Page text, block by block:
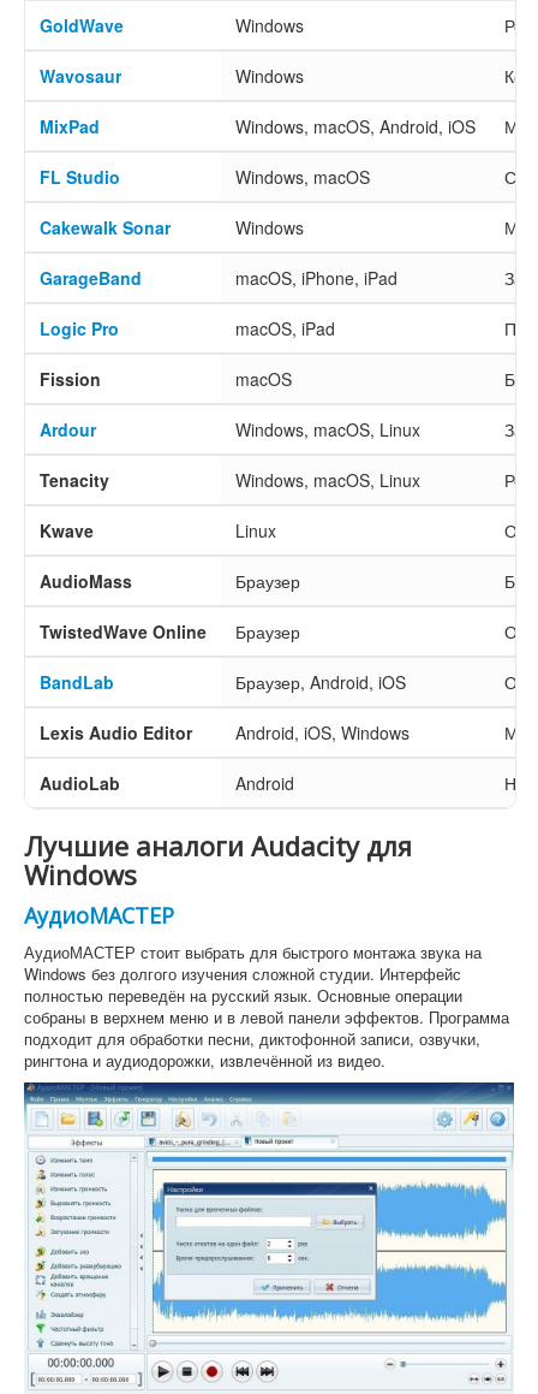
GoldWave Windows
Wavosaur Windows
MixPad Windows, macOS, Android, iOS
FL Studio Windows, macOS
Cakewalk Sonar Windows
GarageBand macOS, iPhone, iPad
Logic Pro macOS, iPad
Fission macOS
Ardour Windows, macOS, Linux
Tenacity Windows, macOS, Linux
Kwave Linux
AudioMass Браузер
TwistedWave Online Браузер
BandLab Браузер, Android, iOS
Lexis Audio Editor Android, iOS, Windows
AudioLab Android
Лучшие аналоги Audacity для
Windows
АудиоМАСТЕР
АудиоМАСТЕР стоит выбрать для быстрого монтажа звука на
Windows без долгого изучения сложной студии. Интерфейс
полностью переведён на русский язык. Основные операции
собраны в верхнем меню и в левой панели эффектов. Программа
подходит для обработки песни, диктофонной записи, озвучки,
рингтона и аудиодорожки, извлечённой из видео.